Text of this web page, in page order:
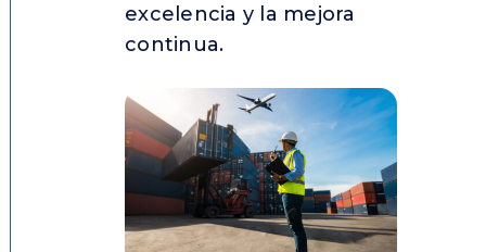
excelencia y la mejora
continua.